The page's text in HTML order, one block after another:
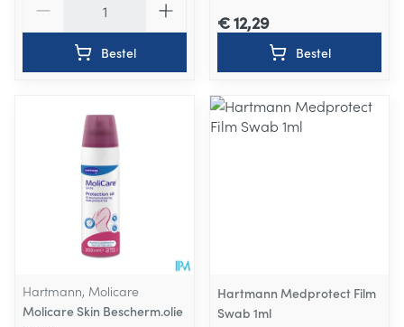
Bestel
€ 12,29
Bestel
Hartmann, Molicare
Molicare Skin Bescherm.olie
Hartmann Medprotect Film
Swab 1ml